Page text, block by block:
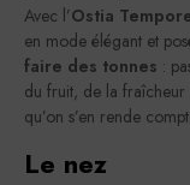
Avec l’Ostia
en mode élégant et
faire des tonnes :
du fruit, de la fraîcheur
qu’on s’en rende
Le nez